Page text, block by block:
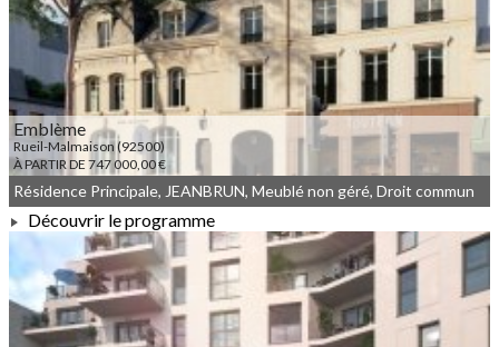
À PARTIR DE 213 000,00 €
Emblème
Rueil-Malmaison (92500)
À PARTIR DE 747 000,00 €
À PARTIR DE 747 000,00 €
Résidence Principale, JEANBRUN, Meublé non géré, Droit commun
Découvrir le programme